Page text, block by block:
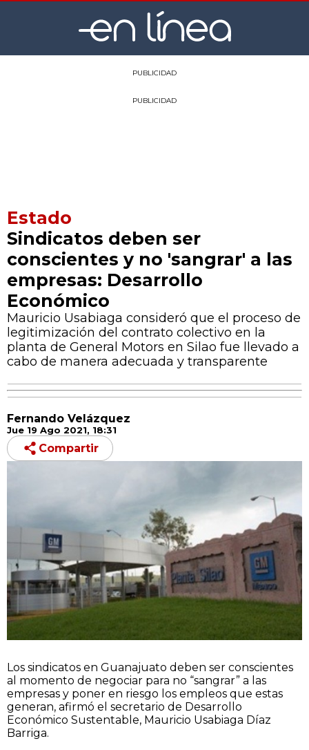
PUBLICIDAD
PUBLICIDAD
Estado
Sindicatos deben ser
conscientes y no 'sangrar' a las
empresas: Desarrollo
Económico
Mauricio Usabiaga consideró que el proceso de
legitimización del contrato colectivo en la
planta de General Motors en Silao fue llevado a
cabo de manera adecuada y transparente
Fernando Velázquez
Jue 19 Ago 2021, 18:31
Compartir
Los sindicatos en Guanajuato deben ser conscientes
al momento de negociar para no “sangrar” a las
empresas y poner en riesgo los empleos que estas
generan, afirmó el secretario de Desarrollo
Económico Sustentable, Mauricio Usabiaga Díaz
Barriga.